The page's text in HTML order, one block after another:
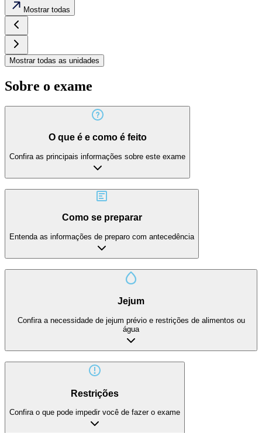
Mostrar todas
Mostrar todas as unidades
Sobre o exame
O que é e como é feito
Confira as principais informações sobre este exame
Como se preparar
Entenda as informações de preparo com antecedência
Jejum
Confira a necessidade de jejum prévio e restrições de alimentos ou
água
Restrições
Confira o que pode impedir você de fazer o exame